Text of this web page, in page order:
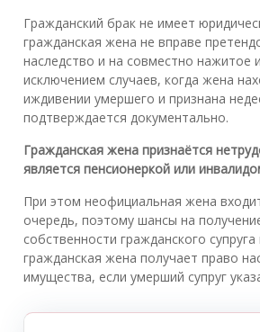
Гражданский брак не имеет
гражданская жена не вправе
наследство и на совместно нажитое
исключением случаев, когда жена
иждивении умершего и признана
подтверждается документально.
Гражданская жена признаётся
является пенсионеркой или
При этом неофициальная жена
очередь, поэтому шансы на
собственности гражданского
гражданская жена получает право
имущества, если умерший супруг